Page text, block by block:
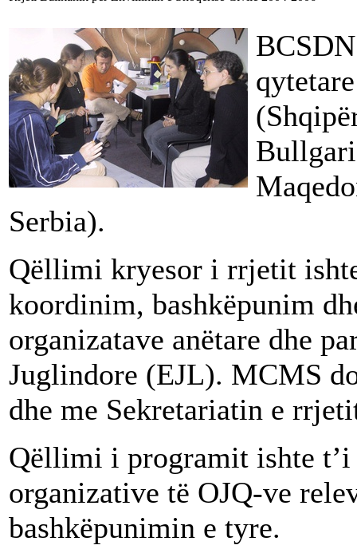
Serbia).
Qëllimi kryesor i rrjetit
koordinim, bashkëpunim
organizatave anëtare dhe
Juglindore (EJL). MCMS
dhe me Sekretariatin e
Qëllimi i programit ishte
organizative të OJQ-ve
bashkëpunimin e tyre.